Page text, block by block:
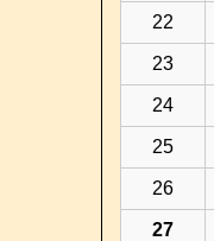
22
23
24
25
26
27